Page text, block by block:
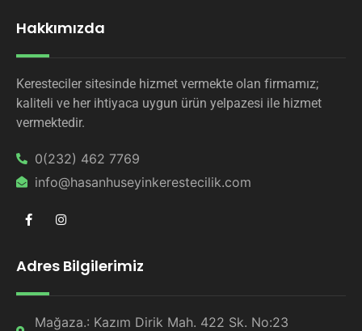
Hakkımızda
Keresteciler sitesinde hizmet vermekte olan firmamız;
kaliteli ve her ihtiyaca uygun ürün yelpazesi ile hizmet
vermektedir.
0(232) 462 7769
info@hasanhuseyinkerestecilik.com
Adres Bilgilerimiz
Mağaza.: Kazım Dirik Mah. 422 Sk. No:23